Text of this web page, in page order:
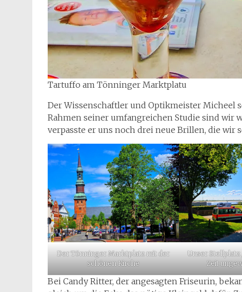
Tartuffo am Tönninger Marktplatu
Der Wissenschaftler und Optikmeister Micheel
Rahmen seiner umfangreichen Studie sind wir
verpasste er uns noch drei neue Brillen, die wir
Der Tönninger Marktplatz mit der
schönen Kirche
Unser Stellplatz
Zeit
Bei Candy Ritter, der angesagten Friseurin,